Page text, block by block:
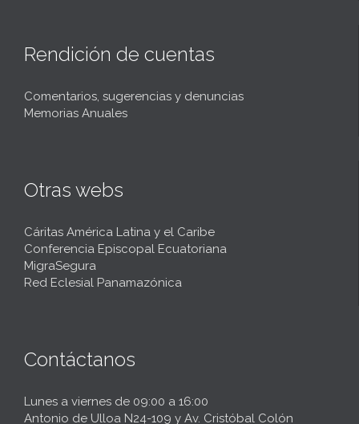
Rendición de cuentas
Comentarios, sugerencias y denuncias
Memorias Anuales
Otras webs
Cáritas América Latina y el Caribe
Conferencia Episcopal Ecuatoriana
MigraSegura
Red Eclesial Panamazónica
Contáctanos
Lunes a viernes de 09:00 a 16:00
Antonio de Ulloa N24-109 y Av. Cristóbal Colón